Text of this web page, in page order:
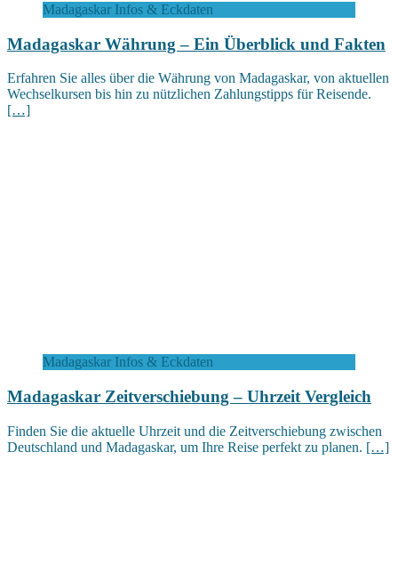
Madagaskar Infos & Eckdaten
Madagaskar Währung – Ein Überblick und Fakten
Erfahren Sie alles über die Währung von Madagaskar, von aktuellen
Wechselkursen bis hin zu nützlichen Zahlungstipps für Reisende.
[…]
Madagaskar Infos & Eckdaten
Madagaskar Zeitverschiebung – Uhrzeit Vergleich
Finden Sie die aktuelle Uhrzeit und die Zeitverschiebung zwischen
Deutschland und Madagaskar, um Ihre Reise perfekt zu planen. […]